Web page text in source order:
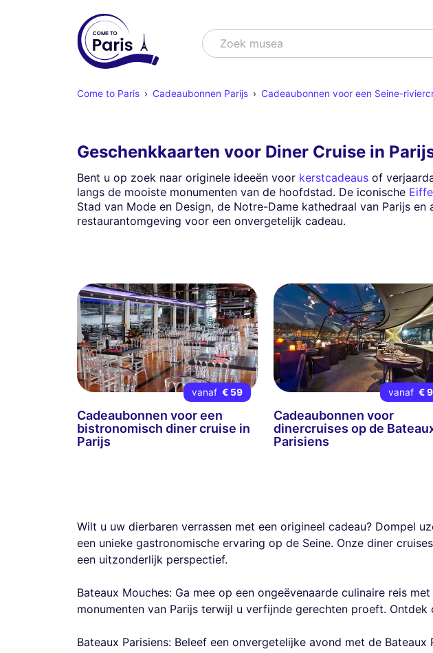
ZoekZoek musea
Come to Paris Cadeaubonnen Parijs Cadeaubonnen voor een Seine-
Geschenkkaarten voor Diner Cruise in
Bent u op zoek naar originele ideeën voor kerstcadeaus of
langs de mooiste monumenten van de hoofdstad. De iconische
Stad van Mode en Design, de Notre-Dame kathedraal van Parijs
restaurantomgeving voor een onvergetelijk cadeau.
vanaf € 59
Cadeaubonnen voor een
bistronomisch diner cruise in
Parijs
vanaf €
Cadeaubonnen voor
dinercruises op de
Parisiens
Wilt u uw dierbaren verrassen met een origineel cadeau? Dompel
een unieke gastronomische ervaring op de Seine. Onze diner
een uitzonderlijk perspectief.
Bateaux Mouches: Ga mee op een ongeëvenaarde culinaire reis
monumenten van Parijs terwijl u verfijnde gerechten proeft.
Bateaux Parisiens: Beleef een onvergetelijke avond met de